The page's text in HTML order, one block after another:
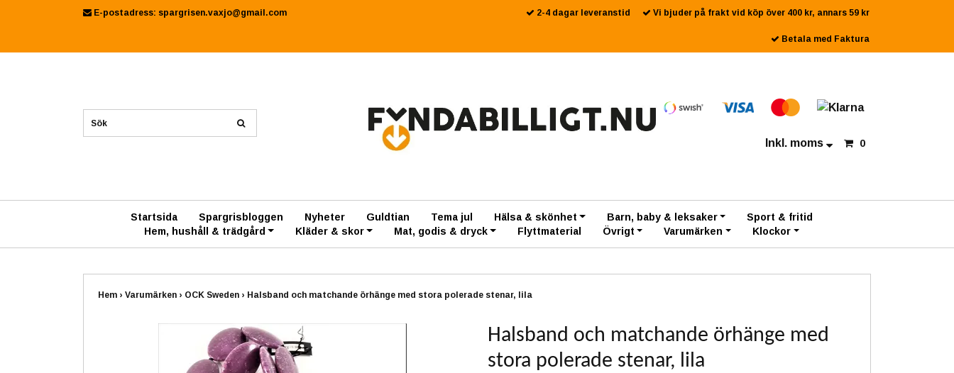
E-postadress: spargrisen.vaxjo@gmail.com 2-4 dagar leveranstid Vi bjuder på frakt vid köp över 400 kr, annars 59 kr
Betala med Faktura
Inkl. moms 0
Startsida Spargrisbloggen Nyheter Guldtian Tema jul Hälsa & skönhet Barn, baby & leksaker
Sport & fritid
Hem, hushåll & trädgård
Kläder & skor Mat, godis & dryck Flyttmaterial Övrigt Varumärken Klockor
Hem › Varumärken › OCK Sweden › Halsband och matchande örhänge med stora polerade stenar, lila
Halsband och matchande örhänge med
stora polerade stenar, lila